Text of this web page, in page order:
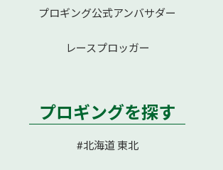
プロギング公式アンバサダー
レースプロッガー
プロギングを探す
#北海道 東北